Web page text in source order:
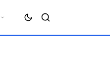
ARA